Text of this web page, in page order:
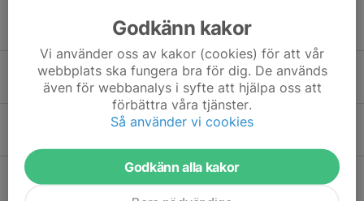
11 mar, 08:50 0
Final Svenska Elbils Cupen + MSEC
8 mar, 17:51 0
Avslutningsrace och fun-event
Svenska Mästerskapen 2025
Godkänn kakor
Vi använder oss av kakor (cookies) för att vår
webbplats ska fungera bra för dig. De används
även för webbanalys i syfte att hjälpa oss att
förbättra våra tjänster.
Så använder vi cookies
Godkänn alla kakor